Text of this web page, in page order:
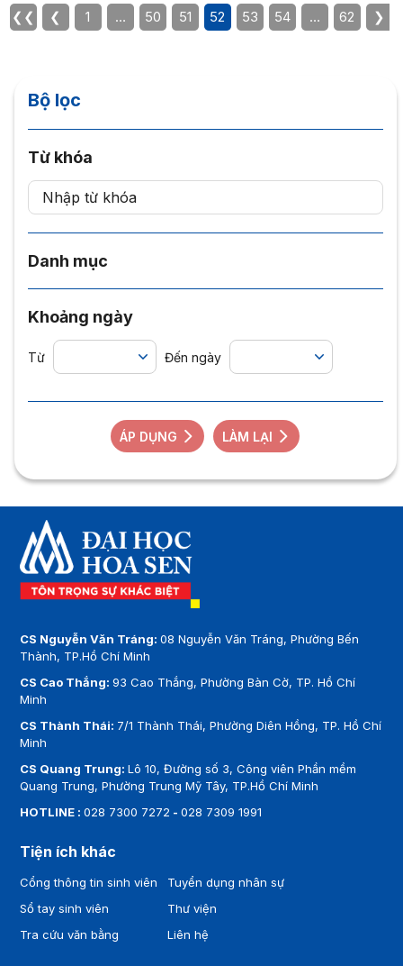
❮❮ ❮ 1 … 50 51 52 53 54 … 62 ❯
Bộ lọc
Từ khóa
Danh mục
Khoảng ngày
Từ Đến ngày
ÁP DỤNG LÀM LẠI
CS Nguyễn Văn Tráng:08 Nguyễn Văn Tráng, Phường Bến
Thành, TP.Hồ Chí Minh
CS Cao Thắng:93 Cao Thắng, Phường Bàn Cờ, TP. Hồ Chí
Minh
CS Thành Thái: 7/1 Thành Thái, Phường Diên Hồng, TP. Hồ Chí
Minh
CS Quang Trung:Lô 10, Đường số 3, Công viên Phần mềm
Quang Trung, Phường Trung Mỹ Tây, TP.Hồ Chí Minh
HOTLINE :028 7300 7272 -028 7309 1991
Tiện ích khác
Cổng thông tin sinh viên
Sổ tay sinh viên
Tra cứu văn bằng
Tuyển dụng nhân sự
Thư viện
Liên hệ